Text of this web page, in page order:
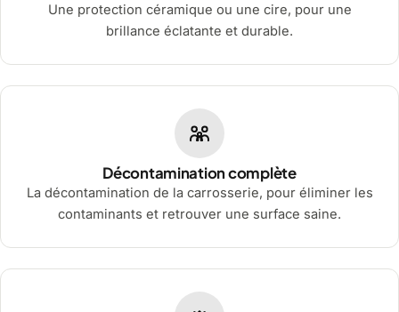
Une protection céramique ou une cire, pour une
brillance éclatante et durable.
Décontamination complète
La décontamination de la carrosserie, pour éliminer les
contaminants et retrouver une surface saine.